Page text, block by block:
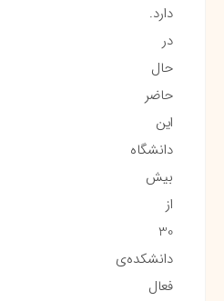
دارد.
در
حال
حاضر
این
دانشگاه
بیش
از
30
دانشکده‌ی
فعال